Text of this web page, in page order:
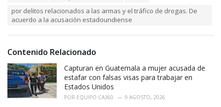
e
:
por delitos relacionados a las armas y el tráfico de drogas. De
acuerdo a la acusación estadoundiense
Contenido Relacionado
Capturan en Guatemala a mujer acusada de
estafar con falsas visas para trabajar en
Estados Unidos
POR EQUIPO CA360 9 AGOSTO, 2026